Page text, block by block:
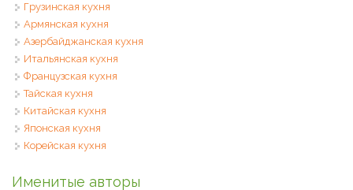
Грузинская кухня
Армянская кухня
Азербайджанская кухня
Итальянская кухня
Французская кухня
Тайская кухня
Китайская кухня
Японская кухня
Корейская кухня
Именитые авторы